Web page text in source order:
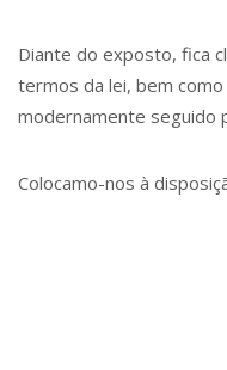
Diante do exposto, fica
termos da lei, bem
modernamente seguido
Colocamo-nos à